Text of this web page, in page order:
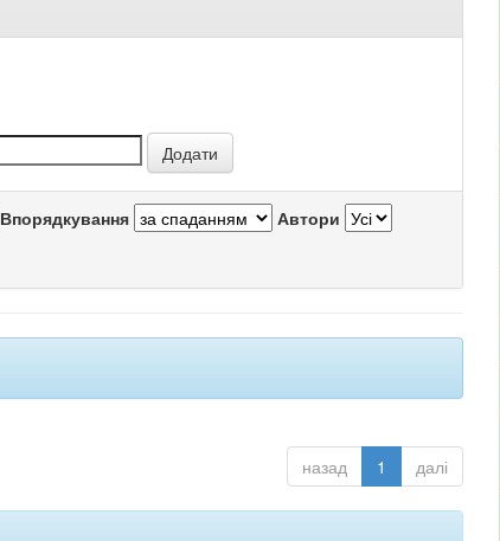
Впорядкування Автори
назад 1 далі